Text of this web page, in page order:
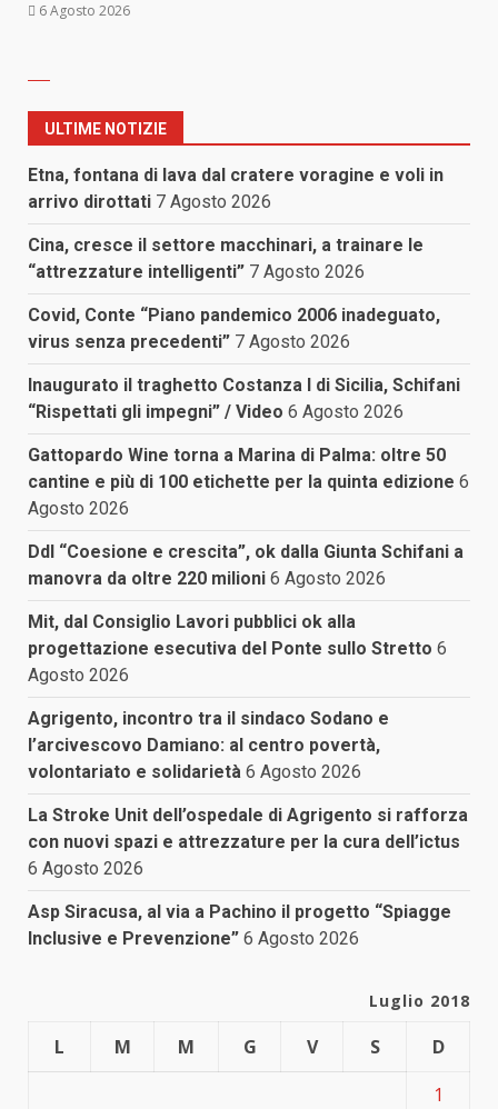
6 Agosto 2026
ULTIME NOTIZIE
Etna, fontana di lava dal cratere voragine e voli in
arrivo dirottati 7 Agosto 2026
Cina, cresce il settore macchinari, a trainare le
“attrezzature intelligenti” 7 Agosto 2026
Covid, Conte “Piano pandemico 2006 inadeguato,
virus senza precedenti” 7 Agosto 2026
Inaugurato il traghetto Costanza I di Sicilia, Schifani
“Rispettati gli impegni” / Video 6 Agosto 2026
Gattopardo Wine torna a Marina di Palma: oltre 50
cantine e più di 100 etichette per la quinta edizione 6
Agosto 2026
Ddl “Coesione e crescita”, ok dalla Giunta Schifani a
manovra da oltre 220 milioni 6 Agosto 2026
Mit, dal Consiglio Lavori pubblici ok alla
progettazione esecutiva del Ponte sullo Stretto 6
Agosto 2026
Agrigento, incontro tra il sindaco Sodano e
l’arcivescovo Damiano: al centro povertà,
volontariato e solidarietà 6 Agosto 2026
La Stroke Unit dell’ospedale di Agrigento si rafforza
con nuovi spazi e attrezzature per la cura dell’ictus
6 Agosto 2026
Asp Siracusa, al via a Pachino il progetto “Spiagge
Inclusive e Prevenzione” 6 Agosto 2026
Luglio 2018
L M M G V S
D
1